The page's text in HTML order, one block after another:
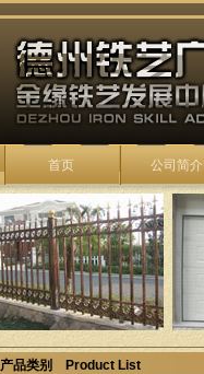
首页 公司简介
产品类别 Product List